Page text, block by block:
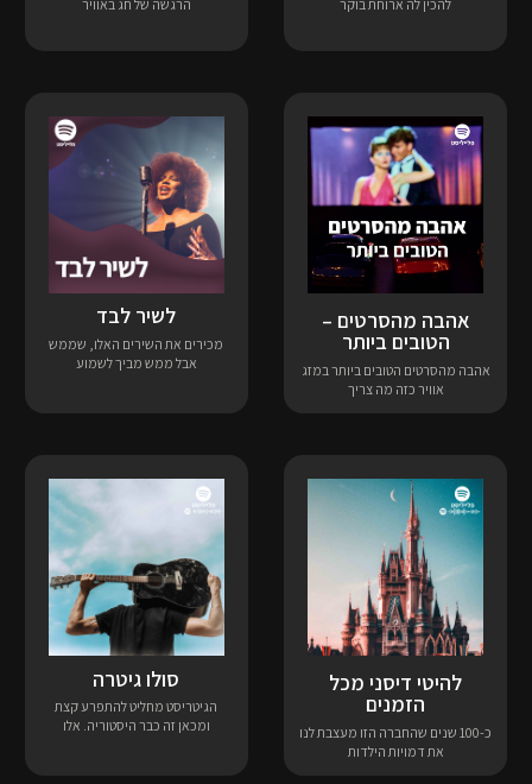
להכין לה ארוחת בוקר
הרגשה של חג באוויר
אהבה מהסרטים –
הטובים ביותר
אהבה מהסרטים הטובים ביותר במזג
אוויר כזה מה צריך
לשיר לבד
מכירים את השירים האלו, שממש
אבל ממש מביך לשמוע
להיטי דיסני מכל
הזמנים
כ-100 שנים שהחברה הזו מעצבת לנו
את דמויות הילדות
סולו גיטרה
הגיטריסט מחליט להתפרע קצת
ומכאן זה כבר היסטוריה. אלו